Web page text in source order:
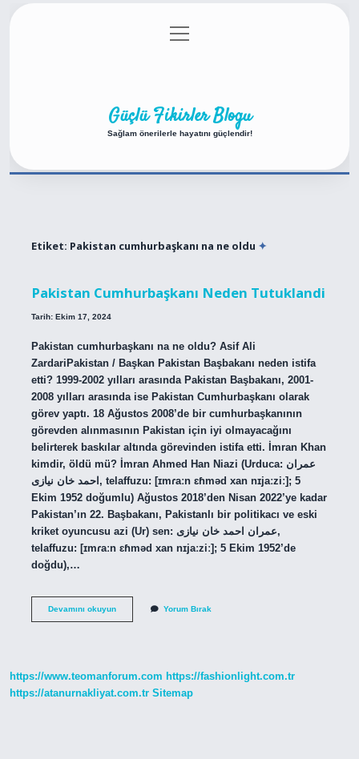
Gizlilik Politikası
menüyü
aç
Güçlü Fikirler Blogu
Sağlam önerilerle hayatını güçlendir!
Etiket: Pakistan cumhurbaşkanı na ne oldu
Pakistan Cumhurbaşkanı Neden Tutuklandi
Tarih: Ekim 17, 2024
Pakistan cumhurbaşkanı na ne oldu? Asif Ali
ZardariPakistan / Başkan Pakistan Başbakanı neden istifa
etti? 1999-2002 yılları arasında Pakistan Başbakanı, 2001-
2008 yılları arasında ise Pakistan Cumhurbaşkanı olarak
görev yaptı. 18 Ağustos 2008’de bir cumhurbaşkanının
görevden alınmasının Pakistan için iyi olmayacağını
belirterek baskılar altında görevinden istifa etti. İmran Khan
kimdir, öldü mü? İmran Ahmed Han Niazi (Urduca: عمران
احمد خان نیازی‎, telaffuzu: [ɪmɾaːn ɛɦməd xan nɪjaːziː]; 5
Ekim 1952 doğumlu) Ağustos 2018’den Nisan 2022’ye kadar
Pakistan’ın 22. Başbakanı, Pakistanlı bir politikacı ve eski
kriket oyuncusu azi (Ur) sen: عمران احمد خان نیازی‎,
telaffuzu: [ɪmɾaːn ɛɦməd xan nɪjaːziː]; 5 Ekim 1952’de
doğdu),…
Devamını okuyunPakistan
Yorum Bırak
https://www.teomanforum.com https://fashionlight.com.tr
https://atanurnakliyat.com.tr Sitemap